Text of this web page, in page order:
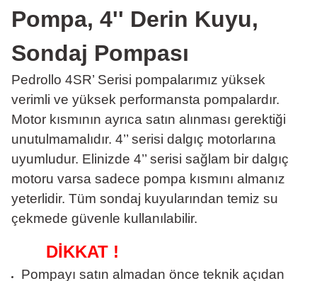
Pompa, 4'' Derin Kuyu,
Sondaj Pompası
Pedrollo 4SR’ Serisi pompalarımız yüksek
verimli ve yüksek performansta pompalardır.
Motor kısmının ayrıca satın alınması gerektiği
unutulmamalıdır. 4’’ serisi dalgıç motorlarına
uyumludur. Elinizde 4’’ serisi sağlam bir dalgıç
motoru varsa sadece pompa kısmını almanız
yeterlidir. Tüm sondaj kuyularından temiz su
çekmede güvenle kullanılabilir.
DİKKAT !
Pompayı satın almadan önce teknik açıdan